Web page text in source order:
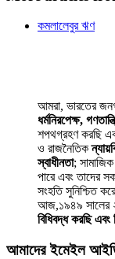
কমলালেবুর ঋণ
আমরা, ভারতের
ধর্মনিরপেক্ষ,
শপথগ্রহণ করছি
ও রাজনৈতিক
স্বাধীনতা;
পারে এবং তাদের
সংহতি সুনিশ্চিত
আজ,১৯৪৯ সালের
বিধিবদ্ধ করছি
আমাদের ইমেইল